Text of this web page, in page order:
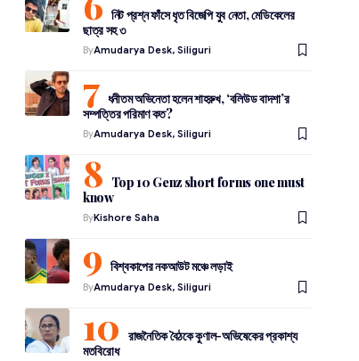
নিট প্রশ্ন ফাঁসে ধৃত বিজেপি যুব নেতা, মেডিকেলের
ছাত্র সহ ৩
ByAmudarya Desk, Siliguri
ধনীতম অভিনেতা হলেন শাহরুখ, ‘বলিউড বাদশা’র
সম্পত্তির পরিমাণ কত?
ByAmudarya Desk, Siliguri
Top 10 Genz short forms one must
know
ByKishore Saha
বিশ্বকাপের নকআউট মঞ্চে লড়াই
ByAmudarya Desk, Siliguri
রাজনৈতিক বৈঠকে কুণাল-অভিষেকের প্রকাশ্য
মতবিরোধ